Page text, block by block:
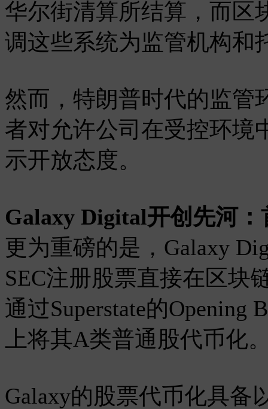
华尔街清算所结算，而区
调这些系统为监管机构和
然而，特朗普时代的监管
者对允许公司在受控环境
示开放态度。
Galaxy Digital开创先河
更为重磅的是，Galaxy
SEC注册股票直接在区块
通过Superstate的Opening
上将其A类普通股代币化
Galaxy的股票代币化具备